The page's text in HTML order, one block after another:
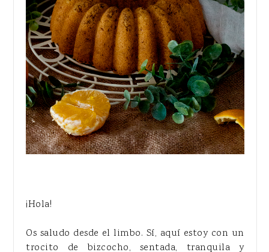
¡Hola!
Os saludo desde el limbo. Sí, aquí estoy con un
trocito de bizcocho, sentada, tranquila y